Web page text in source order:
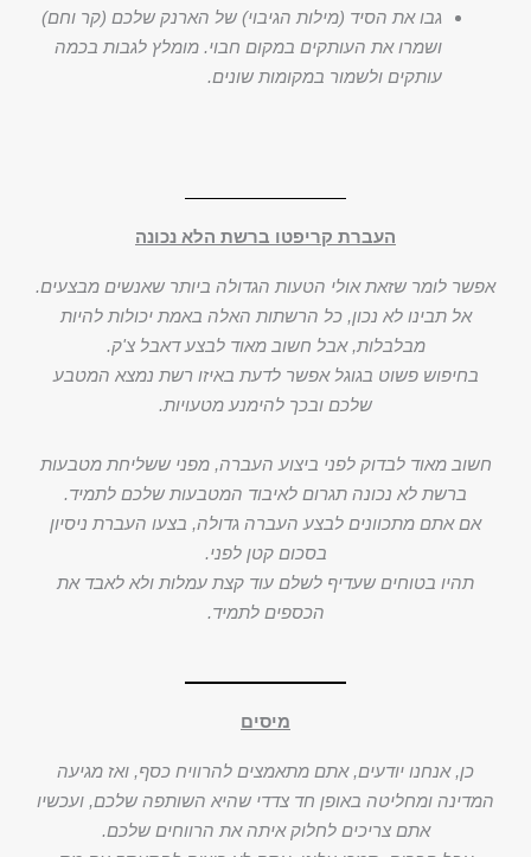
גבו את הסיד (מילות הגיבוי) של הארנק שלכם (קר וחם)
ושמרו את העותקים במקום חבוי. מומלץ לגבות בכמה
עותקים ולשמור במקומות שונים.
העברת קריפטו ברשת הלא נכונה
אפשר לומר שזאת אולי הטעות הגדולה ביותר שאנשים מבצעים.
אל תבינו לא נכון, כל הרשתות האלה באמת יכולות להיות
מבלבלות, אבל חשוב מאוד לבצע דאבל צ'ק.
בחיפוש פשוט בגוגל אפשר לדעת באיזו רשת נמצא המטבע
שלכם ובכך להימנע מטעויות.
חשוב מאוד לבדוק לפני ביצוע העברה, מפני ששליחת מטבעות
ברשת לא נכונה תגרום לאיבוד המטבעות שלכם לתמיד.
אם אתם מתכוונים לבצע העברה גדולה, בצעו העברת ניסיון
בסכום קטן לפני.
תהיו בטוחים שעדיף לשלם עוד קצת עמלות ולא לאבד את
הכספים לתמיד.
מיסים
כן, אנחנו יודעים, אתם מתאמצים להרוויח כסף, ואז מגיעה
המדינה ומחליטה באופן חד צדדי שהיא השותפה שלכם, ועכשיו
אתם צריכים לחלוק איתה את הרווחים שלכם.